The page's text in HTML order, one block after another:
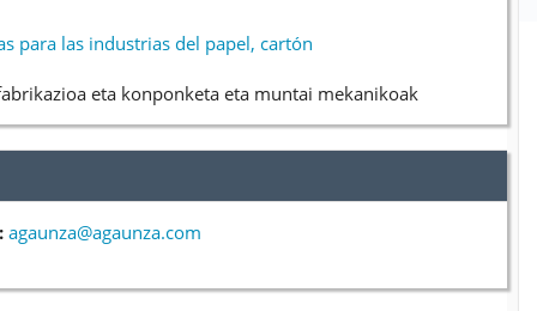
para las industrias del papel, cartón
eta konponketa eta muntai mekanikoak
agaunza@agaunza.com